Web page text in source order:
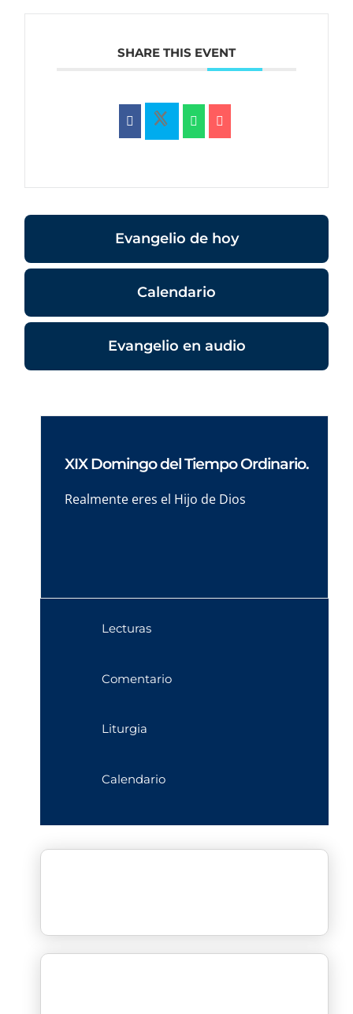
SHARE THIS EVENT
Evangelio de hoy
Calendario
Evangelio en audio
XIX Domingo del Tiempo Ordinario.
Realmente eres el Hijo de Dios
Lecturas
Comentario
Liturgia
Calendario